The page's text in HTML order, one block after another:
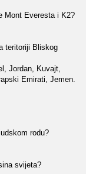
Mont Everesta i K2?
teritoriji Bliskog
Jordan, Kuvajt,
Emirati, Jemen.
rodu?
svijeta?